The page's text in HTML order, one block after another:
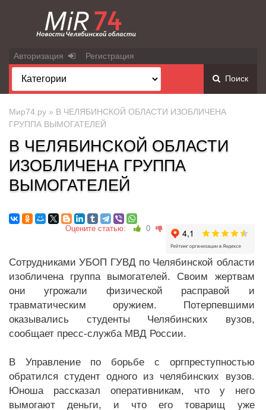
Авторизация Регистрация
Поиск
Мир74.ру » В ЧЕЛЯБИНСКОЙ ОБЛАСТИ ИЗОБЛИЧЕНА
ГРУППА ВЫМОГАТЕЛЕЙ
В ЧЕЛЯБИНСКОЙ ОБЛАСТИ
ИЗОБЛИЧЕНА ГРУППА
ВЫМОГАТЕЛЕЙ
Оцените статью: 0
Сотрудниками УБОП ГУВД по Челябинской области
изобличена группа вымогателей. Своим жертвам
они угрожали физической расправой и
травматическим оружием. Потерпевшими
оказывались студенты Челябинских вузов,
сообщает пресс-служба МВД России.
В Управление по борьбе с оргпреступностью
обратился студент одного из челябинских вузов.
Юноша рассказал оперативникам, что у него
вымогают деньги, и что его товарищ уже